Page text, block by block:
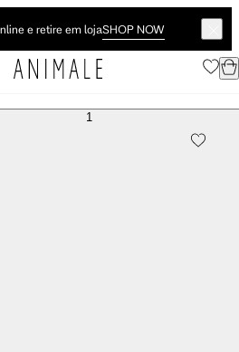
e retire em lojaSHOP NOW